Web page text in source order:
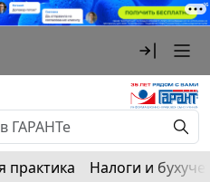
практика Налоги и